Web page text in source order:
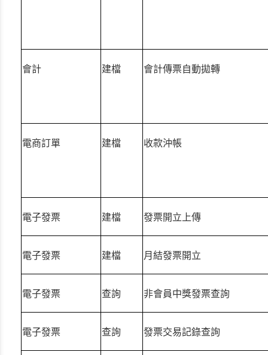
會計 建檔 會計傳票自動拋轉
電商訂單 建檔 收款沖帳
電子發票 建檔 發票開立上傳
電子發票 建檔 月結發票開立
電子發票 查詢 非會員中獎發票查詢
電子發票 查詢 發票交易記錄查詢